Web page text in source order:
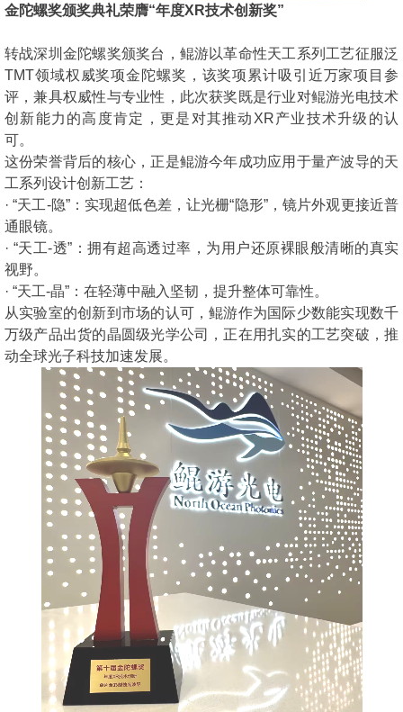
金陀螺奖颁奖典礼荣膺“年度XR技术创新奖”
转战深圳金陀螺奖颁奖台，鲲游以革命性天工系列工艺征服泛
TMT领域权威奖项金陀螺奖，该奖项累计吸引近万家项目参
评，兼具权威性与专业性，此次获奖既是行业对鲲游光电技术
创新能力的高度肯定，更是对其推动XR产业技术升级的认
可。
这份荣誉背后的核心，正是鲲游今年成功应用于量产波导的天
工系列设计创新工艺：
· “天工-隐”：实现超低色差，让光栅“隐形”，镜片外观更接近普
通眼镜。
· “天工-透”：拥有超高透过率，为用户还原裸眼般清晰的真实
视野。
· “天工-晶”：在轻薄中融入坚韧，提升整体可靠性。
从实验室的创新到市场的认可，鲲游作为国际少数能实现数千
万级产品出货的晶圆级光学公司，正在用扎实的工艺突破，推
动全球光子科技加速发展。